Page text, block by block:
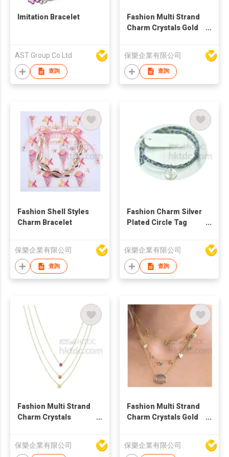
Imitation Bracelet
AST Group Co Ltd
查詢
Fashion Multi Strand
Charm Crystals Gold
保樂企業有限公司
查詢
Fashion Shell Styles
Charm Bracelet
保樂企業有限公司
查詢
Fashion Charm Silver
Plated Circle Tag
保樂企業有限公司
查詢
Fashion Multi Strand
Charm Crystals
保樂企業有限公司
Fashion Multi Strand
Charm Crystals Gold
保樂企業有限公司